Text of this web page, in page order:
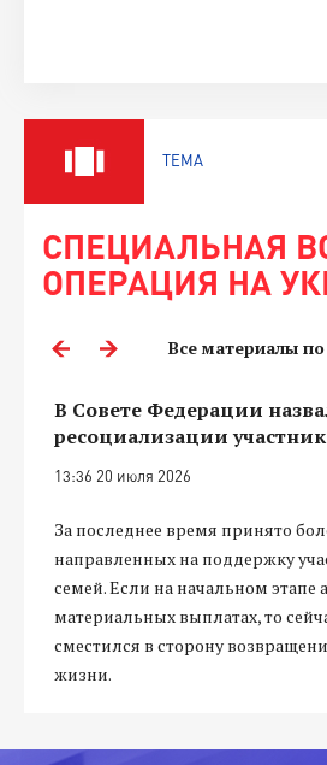
ТЕМА
СПЕЦИАЛЬНАЯ
ОПЕРАЦИЯ НА
Все материалы
В Совете Федерации
ресоциализации
13:36 20 июля 2026
За последнее время принято
направленных на поддержку
семей. Если на начальном этапе
материальных выплатах, то
сместился в сторону
жизни.